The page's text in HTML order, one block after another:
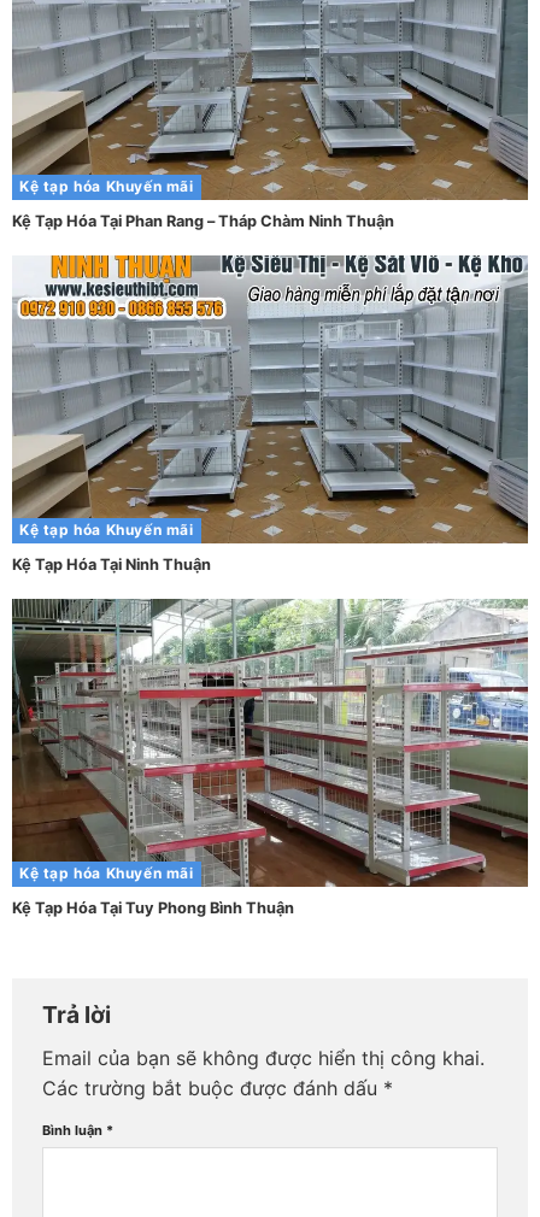
Kệ tạp hóa Khuyến mãi
Kệ Tạp Hóa Tại Phan Rang – Tháp Chàm Ninh Thuận
Kệ tạp hóa Khuyến mãi
Kệ Tạp Hóa Tại Ninh Thuận
Kệ tạp hóa Khuyến mãi
Kệ Tạp Hóa Tại Tuy Phong Bình Thuận
Trả lời
Email của bạn sẽ không được hiển thị công khai.
Các trường bắt buộc được đánh dấu *
Bình luận *